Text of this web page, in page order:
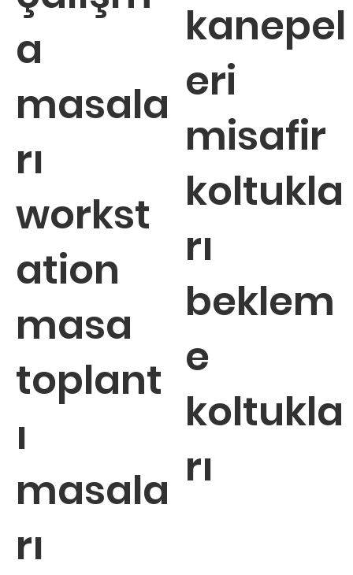
a
masala
rı
workst
ation
masa
toplant
ı
masala
rı
kanepel
eri
misafir
koltukla
rı
beklem
e
koltukla
rı